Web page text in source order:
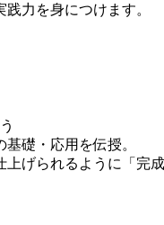
力を身につけます。
礎・応用を伝授。
上げられるように「完